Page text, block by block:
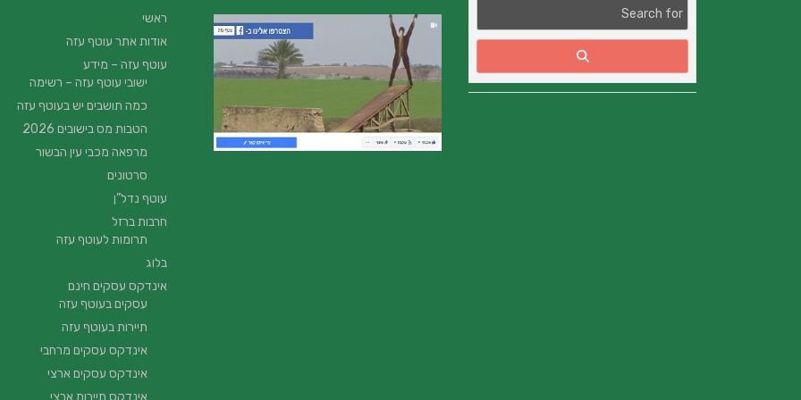
ראשי
אודות אתר עוטף עזה
עוטף עזה – מידע
ישובי עוטף עזה – רשימה
כמה תושבים יש בעוטף עזה
הטבות מס בישובים 2026
מרפאה מכבי עין הבשור
סרטונים
עוטף נדל”ן
חרבות ברזל
תרומות לעוטף עזה
בלוג
אינדקס עסקים חינם
עסקים בעוטף עזה
תיירות בעוטף עזה
אינדקס עסקים מרחבי
אינדקס עסקים ארצי
אינדקס תיירות ארצי